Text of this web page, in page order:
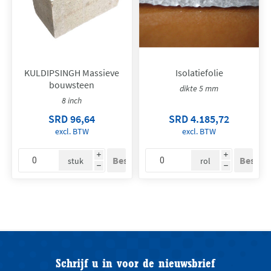
KULDIPSINGH Massieve
bouwsteen
8 inch
SRD 96,64
excl. BTW
i
h
stuk
Isolatiefolie
dikte 5 mm
SRD 4.185,72
excl. BTW
i
h
rol
Schrijf u in voor de nieuwsbrief